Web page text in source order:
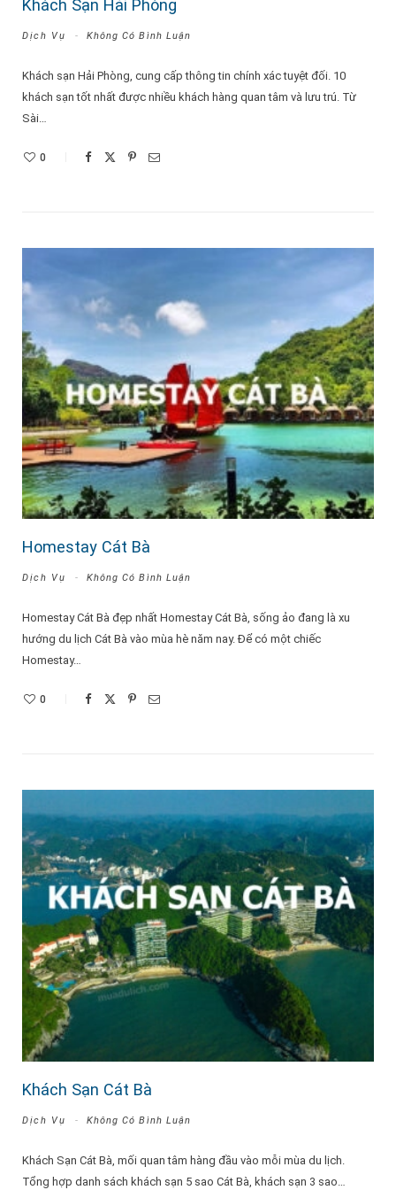
Khách Sạn Hải Phòng
Dịch Vụ Không Có Bình Luận
Khách sạn Hải Phòng, cung cấp thông tin chính xác tuyệt đối. 10
khách sạn tốt nhất được nhiều khách hàng quan tâm và lưu trú. Từ
Sài…
0
Homestay Cát Bà
Dịch Vụ Không Có Bình Luận
Homestay Cát Bà đẹp nhất Homestay Cát Bà, sống ảo đang là xu
hướng du lịch Cát Bà vào mùa hè năm nay. Để có một chiếc
Homestay…
0
Khách Sạn Cát Bà
Dịch Vụ Không Có Bình Luận
Khách Sạn Cát Bà, mối quan tâm hàng đầu vào mỗi mùa du lịch.
Tổng hợp danh sách khách sạn 5 sao Cát Bà, khách sạn 3 sao…